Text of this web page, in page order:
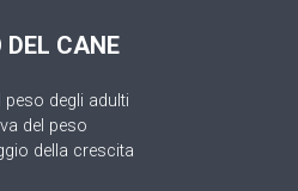
DEL CANE
peso degli adulti
del peso
della crescita